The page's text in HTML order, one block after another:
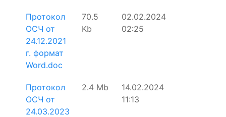
Протокол
ОСЧ от
24.12.2021
г. формат
Word.doc
70.5
Kb
02.02.2024
02:25
Протокол
ОСЧ от
24.03.2023
2.4 Mb
14.02.2024
11:13